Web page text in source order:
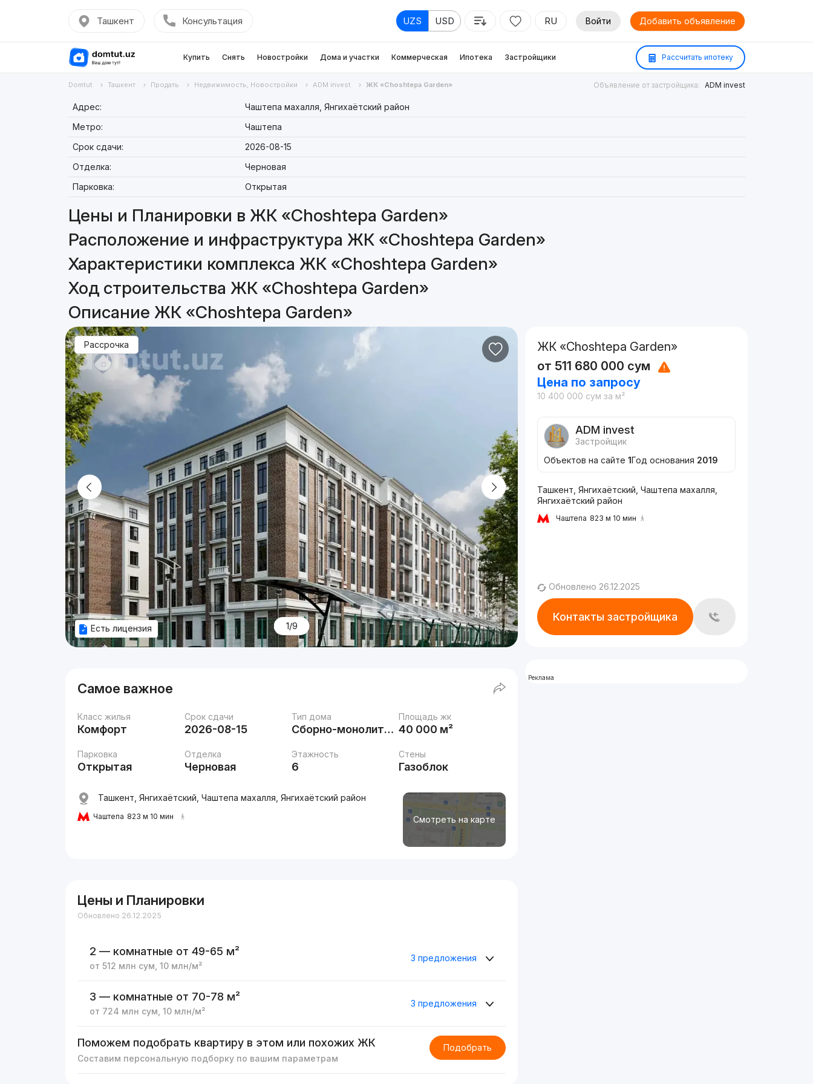
Ташкент Консультация UZS USD RU Войти Добавить объявление
Купить Снять Новостройки Дома и участки Коммерческая Ипотека Застройщики Рассчитать ипотеку
Domtut Ташкент Продать Недвижимость, Новостройки ADM invest ЖК «Choshtepa Garden» Объявление от застройщика: ADM invest
Адрес:
Чаштепа махалля, Янгихаётский район
Метро:
Чаштепа
Срок сдачи:
2026-08-15
Отделка:
Черновая
Парковка:
Открытая
Цены и Планировки в ЖК «Choshtepa Garden»
Расположение и инфраструктура ЖК «Choshtepa Garden»
Характеристики комплекса ЖК «Choshtepa Garden»
Ход строительства ЖК «Choshtepa Garden»
Описание ЖК «Choshtepa Garden»
Рассрочка
1/9
Есть лицензия
Самое важное
Класс жилья
Комфорт
Срок сдачи
2026-08-15
Тип дома
Сборно-монолитный
Площадь жк
40 000 м²
Парковка
Открытая
Отделка
Черновая
Этажность
6
Стены
Газоблок
Смотреть на карте
Ташкент, Янгихаётский, Чаштепа махалля, Янгихаётский район
Чаштепа 823 м 10 мин
Цены и Планировки
Обновлено 26.12.2025
2 — комнатные от 49-65 м²
от512 млн сум ,10 млн/м²
3 предложения
3 — комнатные от 70-78 м²
от 724 млн сум ,10 млн/м²
3 предложения
Поможем подобрать квартиру в этом или похожих ЖК
Составим персональную подборку по вашим параметрам
Подобрать
ЖК «Choshtepa Garden»
от 511 680 000 сум
Цена по запросу
10 400 000 сум за м²
ADM invest
Застройщик
Объектов на сайте 1Год основания 2019
Ташкент, Янгихаётский, Чаштепа махалля,
Янгихаётский район
Чаштепа 823 м 10 мин
Обновлено 26.12.2025
Контакты застройщика
Реклама